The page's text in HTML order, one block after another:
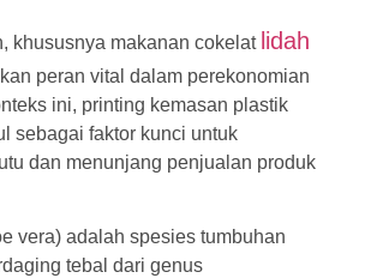
khususnya makanan cokelat lidah
peran vital dalam perekonomian
ini, printing kemasan plastik
sebagai faktor kunci untuk
dan menunjang penjualan produk
vera) adalah spesies tumbuhan
tebal dari genus